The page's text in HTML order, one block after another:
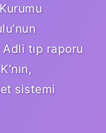
Adli tıp raporu
sistemi